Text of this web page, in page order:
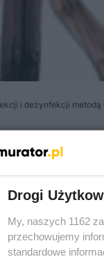
i dezynfekcji
drewna
Drogi
My, naszych 1162
przechowujemy
standardowe